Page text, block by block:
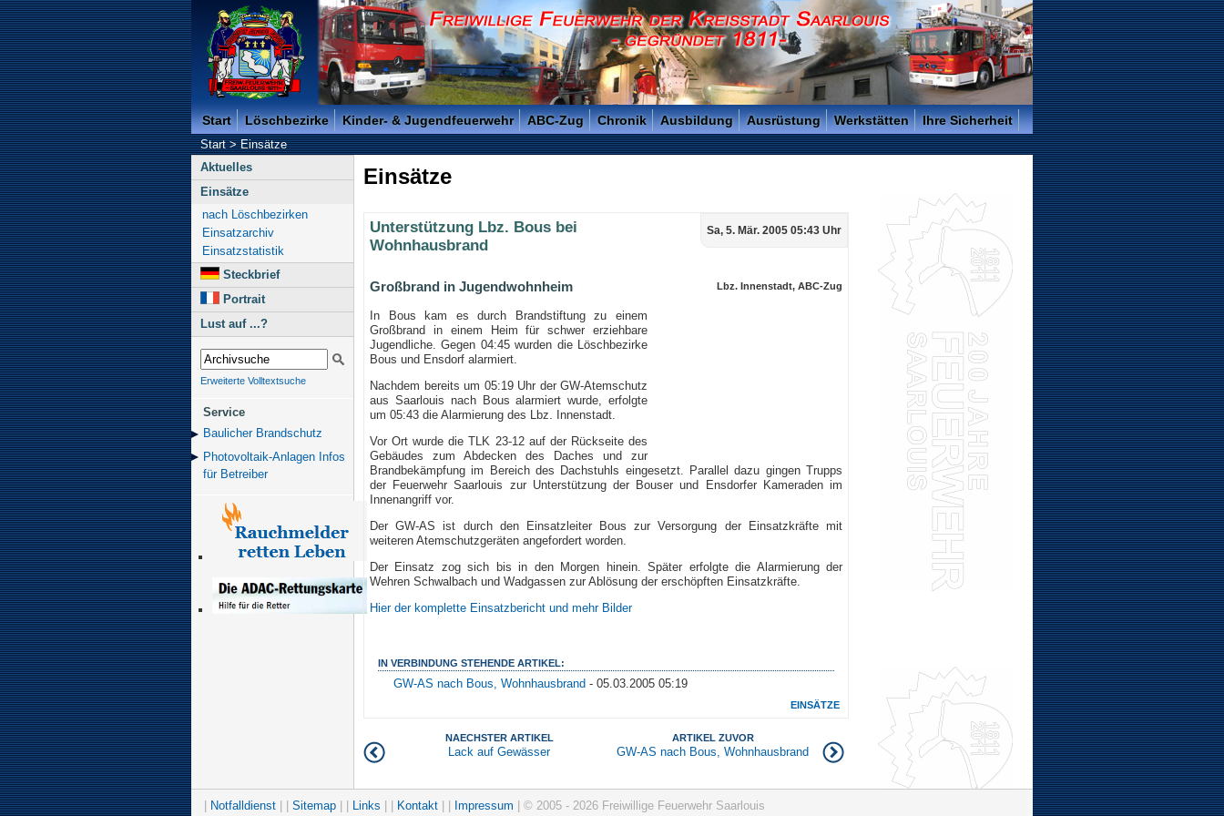
Freiwillige Feuerwehr der Kreisstadt Saarlouis - Gegründet 1811 -
Start Löschbezirke Kinder- & Jugendfeuerwehr ABC-Zug Chronik Ausbildung Ausrüstung Werkstätten Ihre Sicherheit
Start>Einsätze
Aktuelles
Einsätze
nach Löschbezirken
Einsatzarchiv
Einsatzstatistik
Steckbrief
Portrait
Lust auf ...?
Erweiterte Volltextsuche
Service
Baulicher Brand­schutz
Photovoltaik-Anlagen Infos
für Betreiber
Einsätze
Sa, 5. Mär. 2005 05:43 Uhr
Unterstützung Lbz. Bous bei
Wohnhausbrand
Lbz. Innenstadt, ABC-Zug
Großbrand in Jugendwohnheim
In Bous kam es durch Brandstiftung zu einem
Großbrand in einem Heim für schwer erziehbare
Jugendliche. Gegen 04:45 wurden die Löschbezirke
Bous und Ensdorf alarmiert.
Nachdem bereits um 05:19 Uhr der GW-Atemschutz
aus Saarlouis nach Bous alarmiert wurde, erfolgte
um 05:43 die Alarmierung des Lbz. Innenstadt.
Vor Ort wurde die TLK 23-12 auf der Rückseite des
Gebäudes zum Abdecken des Daches und zur
Brandbekämpfung im Bereich des Dachstuhls eingesetzt. Parallel dazu gingen Trupps
der Feuerwehr Saarlouis zur Unterstützung der Bouser und Ensdorfer Kameraden im
Innenangriff vor.
Der GW-AS ist durch den Einsatzleiter Bous zur Versorgung der Einsatzkräfte mit
weiteren Atemschutzgeräten angefordert worden.
Der Einsatz zog sich bis in den Morgen hinein. Später erfolgte die Alarmierung der
Wehren Schwalbach und Wadgassen zur Ablösung der erschöpften Einsatzkräfte.
Hier der komplette Einsatzbericht und mehr Bilder
IN VERBINDUNG STEHENDE ARTIKEL:
GW-AS nach Bous, Wohnhausbrand - 05.03.2005 05:19
EINSÄTZE
ARTIKEL ZUVOR
GW-AS nach Bous, Wohnhausbrand
NAECHSTER ARTIKEL
Lack auf Gewässer
Notfalldienst Sitemap Links Kontakt Impressum | © 2005 - 2026 Freiwillige Feuerwehr Saarlouis